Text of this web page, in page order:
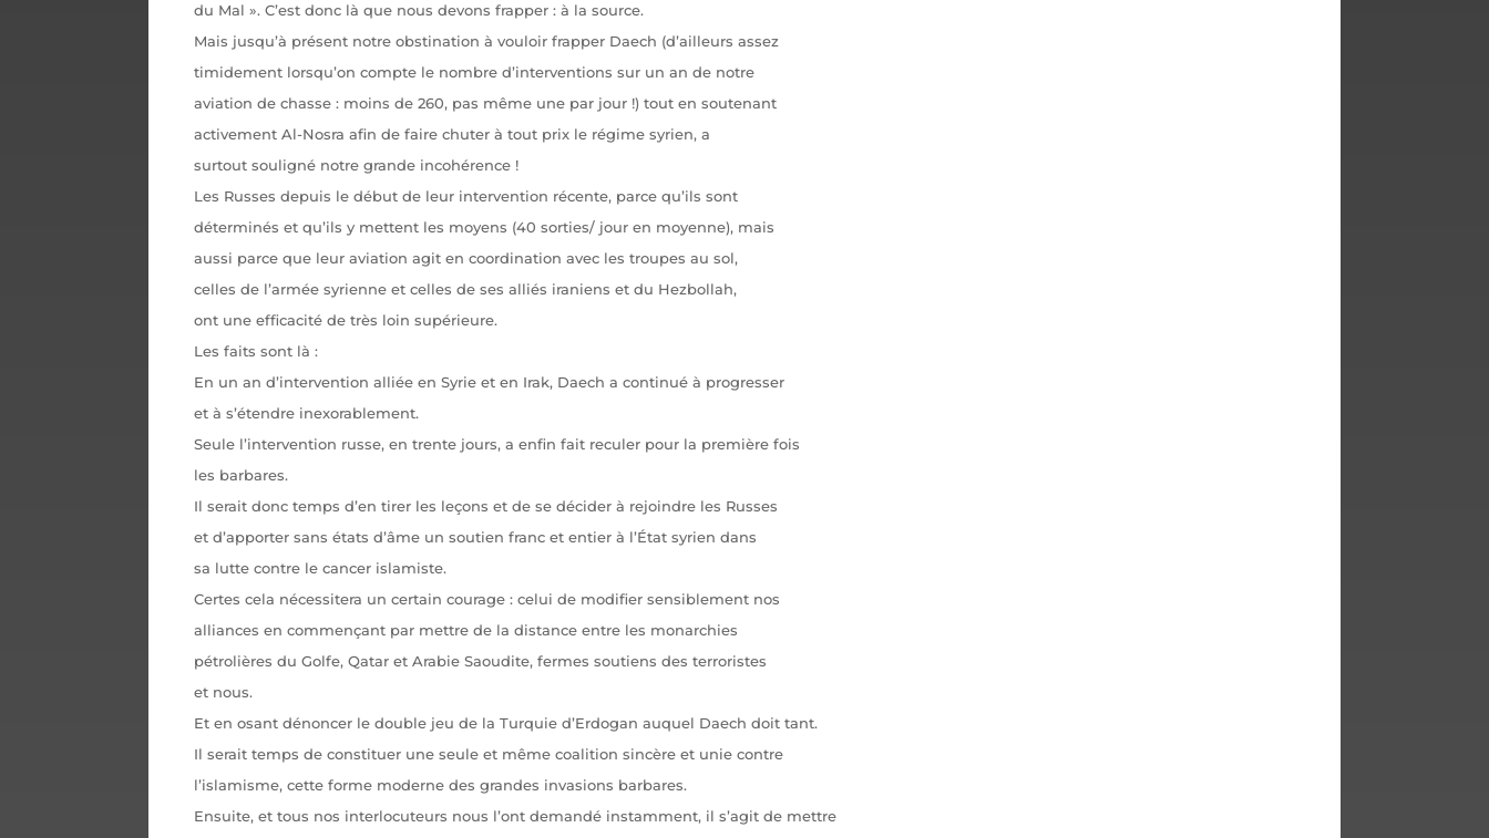
du Mal ». C’est donc là que nous devons frapper : à la source.
Mais jusqu’à présent notre obstination à vouloir frapper Daech (d’ailleurs assez
timidement lorsqu’on compte le nombre d’interventions sur un an de notre
aviation de chasse : moins de 260, pas même une par jour !) tout en soutenant
activement Al-Nosra afin de faire chuter à tout prix le régime syrien, a
surtout souligné notre grande incohérence !
Les Russes depuis le début de leur intervention récente, parce qu’ils sont
déterminés et qu’ils y mettent les moyens (40 sorties/ jour en moyenne), mais
aussi parce que leur aviation agit en coordination avec les troupes au sol,
celles de l’armée syrienne et celles de ses alliés iraniens et du Hezbollah,
ont une efficacité de très loin supérieure.
Les faits sont là :
En un an d’intervention alliée en Syrie et en Irak, Daech a continué à progresser
et à s’étendre inexorablement.
Seule l’intervention russe, en trente jours, a enfin fait reculer pour la première fois
les barbares.
Il serait donc temps d’en tirer les leçons et de se décider à rejoindre les Russes
et d’apporter sans états d’âme un soutien franc et entier à l’État syrien dans
sa lutte contre le cancer islamiste.
Certes cela nécessitera un certain courage : celui de modifier sensiblement nos
alliances en commençant par mettre de la distance entre les monarchies
pétrolières du Golfe, Qatar et Arabie Saoudite, fermes soutiens des terroristes
et nous.
Et en osant dénoncer le double jeu de la Turquie d’Erdogan auquel Daech doit tant.
Il serait temps de constituer une seule et même coalition sincère et unie contre
l’islamisme, cette forme moderne des grandes invasions barbares.
Ensuite, et tous nos interlocuteurs nous l’ont demandé instamment, il s’agit de mettre